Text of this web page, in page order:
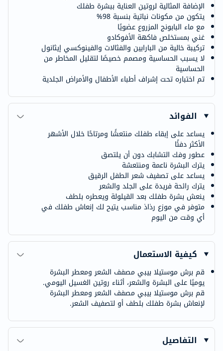
الإضافة المثالية لروتين العناية ببشرة طفلك
يتكون من مكونات نباتية بنسبة 98%
مع ماء البابونج المزروع عضويًا
غني بمستخلص فاكهة الأفوكادو
تركيبة خالية من البارابين والفثالات والفينوكسي إيثانول
لا يسبب الحساسية ومصمم خصيصًا لتقليل المخاطر من
الحساسية
تم اختباره تحت إشراف أطباء الأطفال والأمراض الجلدية
الفوائد
يساعد على إبقاء طفلك منتعشًا ومرتاحًا خلال الأشهر
الأكثر دفئًا
عطور وفك التشابك دون أن يلتصق
يترك البشرة ناعمة ومنتعشة
يساعد على تصفيف شعر الطفل الرقيق
يترك رائحة فريدة على الجلد والشعر
ينعش بشرة طفلك بعد القيلولة ويعطره بلطف
متوفر في موزع رذاذ مناسب يتيح لك إنعاش طفلك في
أي وقت من اليوم
كيفية الاستعمال
قم برش موستيلا بيبي مصفف الشعر ومعطر البشرة
يوميًا على البشرة والشعر، أثناء روتين الغسيل اليومي.
قم برش موستيلا بيبي مصفف الشعر ومعطر البشرة
لإنعاش بشرة طفلك بلطف أو لتصفيف الشعر.
التفاصيل